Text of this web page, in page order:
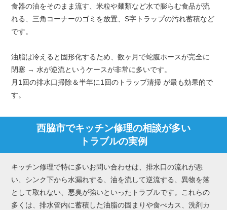
食器の油をそのまま流す、米粒や麺類など水で膨らむ食品が流
れる、三角コーナーのゴミを放置、S字トラップの汚れ蓄積など
です。
油脂は冷えると固形化するため、数ヶ月で蛇腹ホースが完全に
閉塞 → 水が逆流というケースが非常に多いです。
月1回の排水口掃除＆半年に1回のトラップ清掃 が最も効果的で
す。
西脇市でキッチン修理の相談が多い
トラブルの実例
キッチン修理で特に多いお問い合わせは、排水口の流れが悪
い、シンク下から水漏れする、油を流して逆流する、異物を落
として取れない、悪臭が強いといったトラブルです。これらの
多くは、排水管内に蓄積した油脂の固まりや食べカス、洗剤カ